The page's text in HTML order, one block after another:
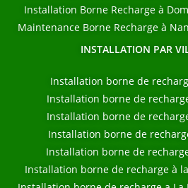
Installation Borne Recharge à
Maintenance Borne Recharge à
INSTALLATION PAR
Installation borne de
Installation borne de
Installation borne de
Installation borne de
Installation borne de
Installation borne de recharge à